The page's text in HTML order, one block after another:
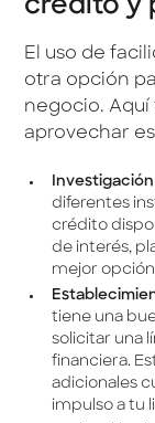
crédito y
El uso de
otra opción
negocio.
aprovechar
diferentes
crédito
de interés,
mejor
tiene una
solicitar una
financiera.
adicionales
impulso a tu